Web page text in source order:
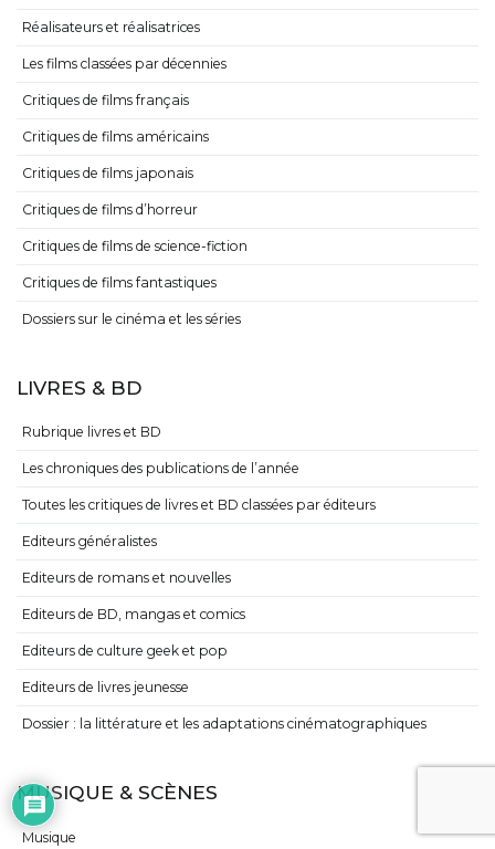
Réalisateurs et réalisatrices
Les films classées par décennies
Critiques de films français
Critiques de films américains
Critiques de films japonais
Critiques de films d’horreur
Critiques de films de science-fiction
Critiques de films fantastiques
Dossiers sur le cinéma et les séries
LIVRES & BD
Rubrique livres et BD
Les chroniques des publications de l’année
Toutes les critiques de livres et BD classées par éditeurs
Editeurs généralistes
Editeurs de romans et nouvelles
Editeurs de BD, mangas et comics
Editeurs de culture geek et pop
Editeurs de livres jeunesse
Dossier : la littérature et les adaptations cinématographiques
MUSIQUE & SCÈNES
Musique